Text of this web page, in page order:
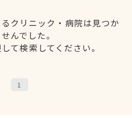
クリニック・病院は見つか
んでした。
て検索してください。
1